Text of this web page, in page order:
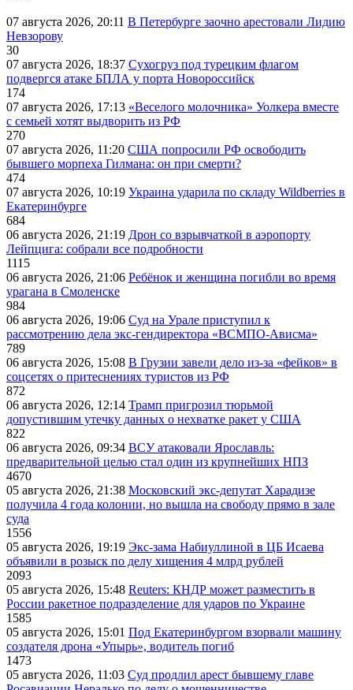
07 августа 2026, 20:11 В Петербурге заочно арестовали Лидию
Невзорову
30
07 августа 2026, 18:37 Сухогруз под турецким флагом
подвергся атаке БПЛА у порта Новороссийск
174
07 августа 2026, 17:13 «Веселого молочника» Уолкера вместе
с семьей хотят выдворить из РФ
270
07 августа 2026, 11:20 США попросили РФ освободить
бывшего морпеха Гилмана: он при смерти?
474
07 августа 2026, 10:19 Украина ударила по складу Wildberries в
Екатеринбурге
684
06 августа 2026, 21:19 Дрон со взрывчаткой в аэропорту
Лейпцига: собрали все подробности
1115
06 августа 2026, 21:06 Ребёнок и женщина погибли во время
урагана в Смоленске
984
06 августа 2026, 19:06 Суд на Урале приступил к
рассмотрению дела экс-гендиректора «ВСМПО-Ависма»
789
06 августа 2026, 15:08 В Грузии завели дело из-за «фейков» в
соцсетях о притеснениях туристов из РФ
872
06 августа 2026, 12:14 Трамп пригрозил тюрьмой
допустившим утечку данных о нехватке ракет у США
822
06 августа 2026, 09:34 ВСУ атаковали Ярославль:
предварительной целью стал один из крупнейших НПЗ
4670
05 августа 2026, 21:38 Московский экс-депутат Харадизе
получила 4 года колонии, но вышла на свободу прямо в зале
суда
1556
05 августа 2026, 19:19 Экс-зама Набиуллиной в ЦБ Исаева
объявили в розыск по делу хищения 4 млрд рублей
2093
05 августа 2026, 15:48 Reuters: КНДР может разместить в
России ракетное подразделение для ударов по Украине
1585
05 августа 2026, 15:01 Под Екатеринбургом взорвали машину
создателя дрона «Упырь», водитель погиб
1473
05 августа 2026, 11:03 Суд продлил арест бывшему главе